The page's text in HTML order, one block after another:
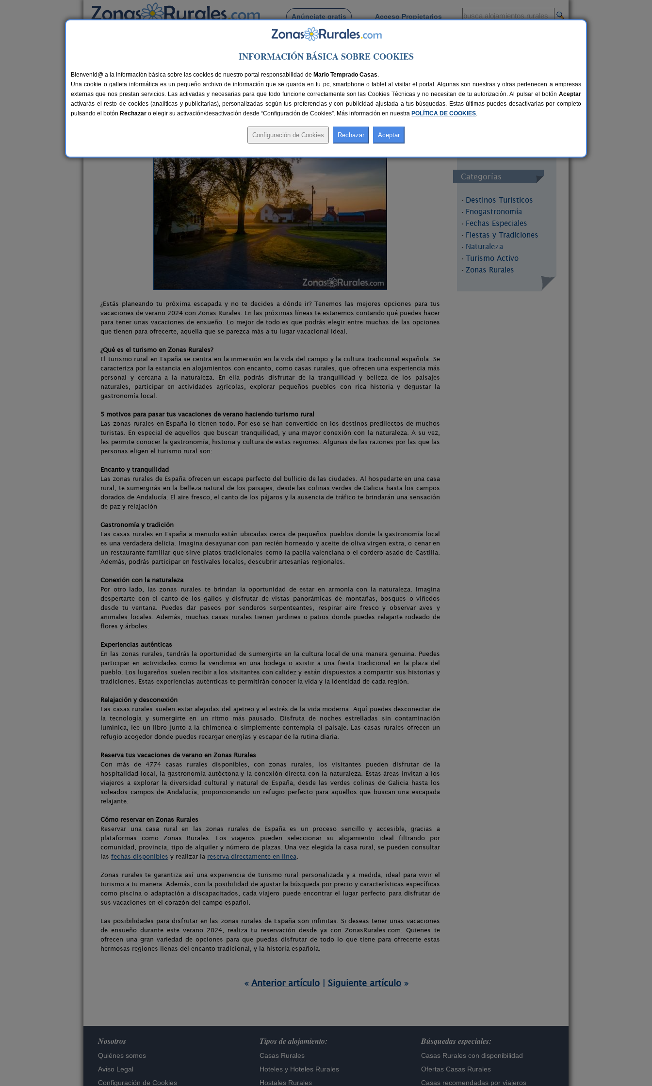
Anúnciate gratis Acceso Propietarios
Busca por pueblo
Zonas Rurales> Reserva ya tus vacaciones de verano 2024 en Zonas Rurales
Blog de Turismo Rural
Reserva ya tus vacaciones de verano 2024 en Zonas Rurales
Sergio Delgado
¿Estás planeando tu próxima escapada y no te decides a dónde ir? Tenemos las mejores opciones para tus
vacaciones de verano 2024 con Zonas Rurales. En las próximas líneas te estaremos contando qué puedes hacer
para tener unas vacaciones de ensueño. Lo mejor de todo es que podrás elegir entre muchas de las opciones
que tienen para ofrecerte, aquella que se parezca más a tu lugar vacacional ideal.
¿Qué es el turismo en Zonas Rurales?
El turismo rural en España se centra en la inmersión en la vida del campo y la cultura tradicional española. Se
caracteriza por la estancia en alojamientos con encanto, como casas rurales, que ofrecen una experiencia más
personal y cercana a la naturaleza. En ella podrás disfrutar de la tranquilidad y belleza de los paisajes
naturales, participar en actividades agrícolas, explorar pequeños pueblos con rica historia y degustar la
gastronomía local.
5 motivos para pasar tus vacaciones de verano haciendo turismo rural
Las zonas rurales en España lo tienen todo. Por eso se han convertido en los destinos predilectos de muchos
turistas. En especial de aquellos que buscan tranquilidad, y una mayor conexión con la naturaleza. A su vez,
les permite conocer la gastronomía, historia y cultura de estas regiones. Algunas de las razones por las que las
personas eligen el turismo rural son:
Encanto y tranquilidad
Las zonas rurales de España ofrecen un escape perfecto del bullicio de las ciudades. Al hospedarte en una casa
rural, te sumergirás en la belleza natural de los paisajes, desde las colinas verdes de Galicia hasta los campos
dorados de Andalucía. El aire fresco, el canto de los pájaros y la ausencia de tráfico te brindarán una sensación
de paz y relajación
Gastronomía y tradición
Las casas rurales en España a menudo están ubicadas cerca de pequeños pueblos donde la gastronomía local
es una verdadera delicia. Imagina desayunar con pan recién horneado y aceite de oliva virgen extra, o cenar en
un restaurante familiar que sirve platos tradicionales como la paella valenciana o el cordero asado de Castilla.
Además, podrás participar en festivales locales, descubrir artesanías regionales.
Conexión con la naturaleza
Por otro lado, las zonas rurales te brindan la oportunidad de estar en armonía con la naturaleza. Imagina
despertarte con el canto de los gallos y disfrutar de vistas panorámicas de montañas, bosques o viñedos
desde tu ventana. Puedes dar paseos por senderos serpenteantes, respirar aire fresco y observar aves y
animales locales. Además, muchas casas rurales tienen jardines o patios donde puedes relajarte rodeado de
flores y árboles.
Experiencias auténticas
En las zonas rurales, tendrás la oportunidad de sumergirte en la cultura local de una manera genuina. Puedes
participar en actividades como la vendimia en una bodega o asistir a una fiesta tradicional en la plaza del
pueblo. Los lugareños suelen recibir a los visitantes con calidez y están dispuestos a compartir sus historias y
tradiciones. Estas experiencias auténticas te permitirán conocer la vida y la identidad de cada región.
Relajación y desconexión
Las casas rurales suelen estar alejadas del ajetreo y el estrés de la vida moderna. Aquí puedes desconectar de
la tecnología y sumergirte en un ritmo más pausado. Disfruta de noches estrelladas sin contaminación
lumínica, lee un libro junto a la chimenea o simplemente contempla el paisaje. Las casas rurales ofrecen un
refugio acogedor donde puedes recargar energías y escapar de la rutina diaria.
Reserva tus vacaciones de verano en Zonas Rurales
Con más de 4774 casas rurales disponibles, con zonas rurales, los visitantes pueden disfrutar de la
hospitalidad local, la gastronomía autóctona y la conexión directa con la naturaleza. Estas áreas invitan a los
viajeros a explorar la diversidad cultural y natural de España, desde las verdes colinas de Galicia hasta los
soleados campos de Andalucía, proporcionando un refugio perfecto para aquellos que buscan una escapada
relajante.
Cómo reservar en Zonas Rurales
Reservar una casa rural en las zonas rurales de España es un proceso sencillo y accesible, gracias a
plataformas como Zonas Rurales. Los viajeros pueden seleccionar su alojamiento ideal filtrando por
comunidad, provincia, tipo de alquiler y número de plazas. Una vez elegida la casa rural, se pueden consultar
las fechas disponibles y realizar la reserva directamente en línea.
Zonas rurales te garantiza así una experiencia de turismo rural personalizada y a medida, ideal para vivir el
turismo a tu manera. Además, con la posibilidad de ajustar la búsqueda por precio y características específicas
como piscina o adaptación a discapacitados, cada viajero puede encontrar el lugar perfecto para disfrutar de
sus vacaciones en el corazón del campo español.
Las posibilidades para disfrutar en las zonas rurales de España son infinitas. Si deseas tener unas vacaciones
de ensueño durante este verano 2024, realiza tu reservación desde ya con ZonasRurales.com. Quienes te
ofrecen una gran variedad de opciones para que puedas disfrutar de todo lo que tiene para ofrecerte estas
hermosas regiones llenas del encanto tradicional, y la historia española.
Redes Sociales
Categorías
· Destinos Turísticos
· Enogastronomía
· Fechas Especiales
· Fiestas y Tradiciones
· Naturaleza
· Turismo Activo
· Zonas Rurales
« Anterior artículo| Siguiente artículo»
Nosotros
Quiénes somos
Aviso Legal
Configuración de Cookies
Tipos de alojamiento:
Casas Rurales
Hoteles y Hoteles Rurales
Hostales Rurales
Búsquedas especiales:
Casas Rurales con disponibilidad
Ofertas Casas Rurales
Casas recomendadas por viajeros
INFORMACIÓN BÁSICA SOBRE COOKIES
Bienvenid@ a la información básica sobre las cookies de nuestro portal responsabilidad de Mario Temprado Casas.
Una cookie o galleta informática es un pequeño archivo de información que se guarda en tu pc, smartphone o tablet al visitar el portal. Algunas son nuestras y otras pertenecen a empresas
externas que nos prestan servicios. Las activadas y necesarias para que todo funcione correctamente son las Cookies Técnicas y no necesitan de tu autorización. Al pulsar el botón Aceptar
activarás el resto de cookies (analíticas y publicitarias), personalizadas según tus preferencias y con publicidad ajustada a tus búsquedas. Estas últimas puedes desactivarlas por completo
pulsando el botón Rechazar o elegir su activación/desactivación desde “Configuración de Cookies”. Más información en nuestra POLÍTICA DE COOKIES.